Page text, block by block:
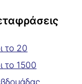
το 20
το 1500